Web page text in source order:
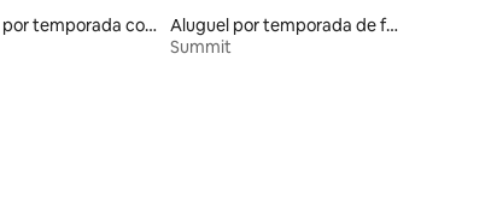
Aluguéis por temporada com acesso ao lago
Aluguel por temporada de flats
Summit